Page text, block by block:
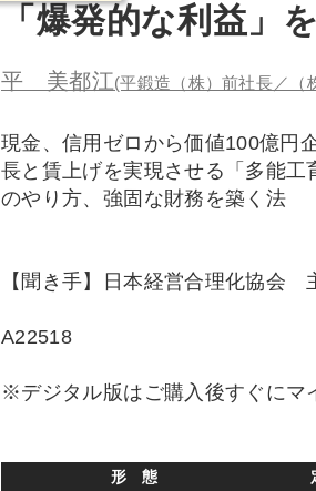
「爆発的な利益」
平 美都江(平鍛造（株）前社長／（
現金、信用ゼロから価値100億円
長と賃上げを実現させる「多能工
のやり方、強固な財務を築く法
【聞き手】日本経営合理化協会
A22518
※デジタル版はご購入後すぐにマ
形 態